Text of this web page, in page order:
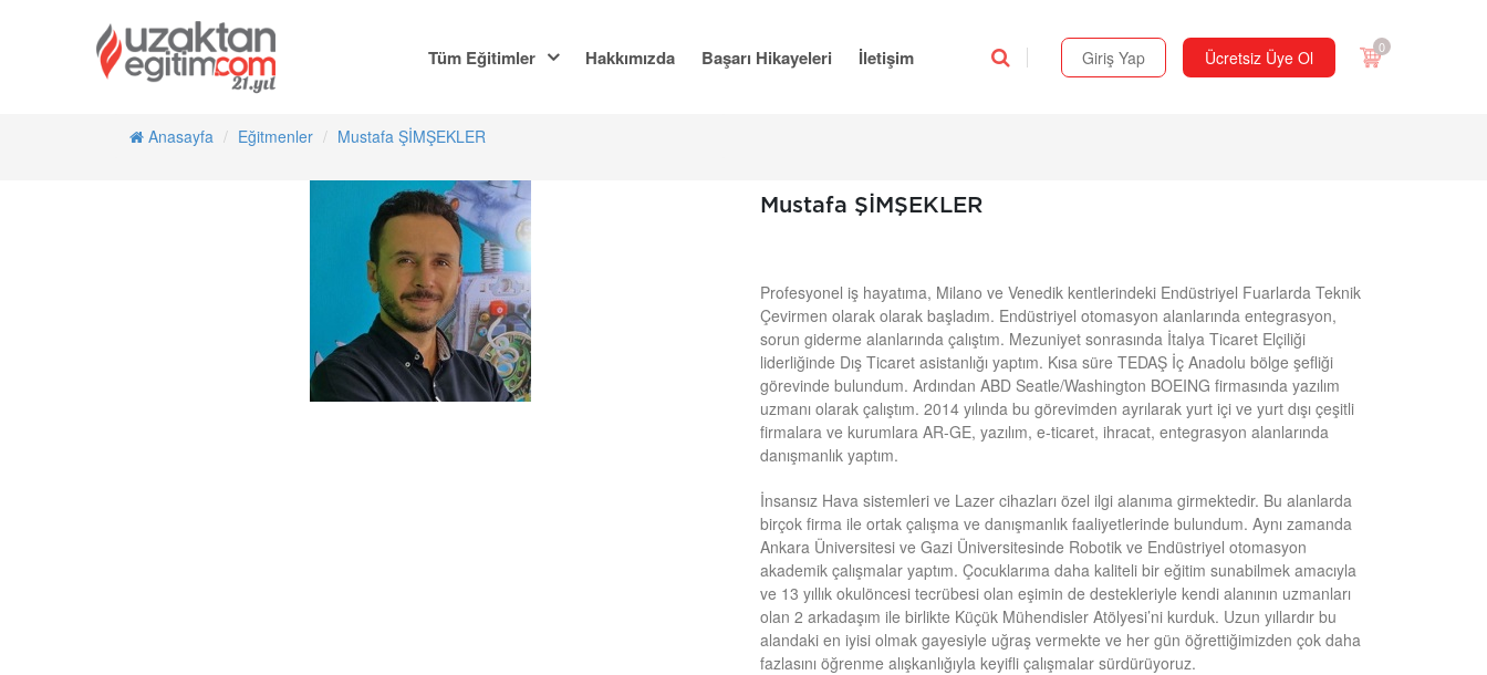
Tüm Eğitimler Hakkımızda Başarı Hikayeleri İletişim Giriş Yap Ücretsiz Üye Ol 0
Anasayfa Eğitmenler Mustafa ŞİMŞEKLER
Mustafa ŞİMŞEKLER
Profesyonel iş hayatıma, Milano ve Venedik kentlerindeki Endüstriyel Fuarlarda Teknik
Çevirmen olarak olarak başladım. Endüstriyel otomasyon alanlarında entegrasyon,
sorun giderme alanlarında çalıştım. Mezuniyet sonrasında İtalya Ticaret Elçiliği
liderliğinde Dış Ticaret asistanlığı yaptım. Kısa süre TEDAŞ İç Anadolu bölge şefliği
görevinde bulundum. Ardından ABD Seatle/Washington BOEING firmasında yazılım
uzmanı olarak çalıştım. 2014 yılında bu görevimden ayrılarak yurt içi ve yurt dışı çeşitli
firmalara ve kurumlara AR-GE, yazılım, e-ticaret, ihracat, entegrasyon alanlarında
danışmanlık yaptım.
İnsansız Hava sistemleri ve Lazer cihazları özel ilgi alanıma girmektedir. Bu alanlarda
birçok firma ile ortak çalışma ve danışmanlık faaliyetlerinde bulundum. Aynı zamanda
Ankara Üniversitesi ve Gazi Üniversitesinde Robotik ve Endüstriyel otomasyon
akademik çalışmalar yaptım. Çocuklarıma daha kaliteli bir eğitim sunabilmek amacıyla
ve 13 yıllık okulöncesi tecrübesi olan eşimin de destekleriyle kendi alanının uzmanları
olan 2 arkadaşım ile birlikte Küçük Mühendisler Atölyesi’ni kurduk. Uzun yıllardır bu
alandaki en iyisi olmak gayesiyle uğraş vermekte ve her gün öğrettiğimizden çok daha
fazlasını öğrenme alışkanlığıyla keyifli çalışmalar sürdürüyoruz.